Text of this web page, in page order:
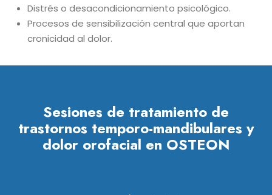
Distrés o desacondicionamiento psicológico.
Procesos de sensibilización central que aportan
cronicidad al dolor.
Sesiones de tratamiento de
trastornos temporo-mandibulares y
dolor orofacial en OSTEON